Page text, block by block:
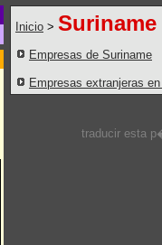
Inicio > Suriname
Empresas de Suriname
Empresas extranjeras
traducir esta